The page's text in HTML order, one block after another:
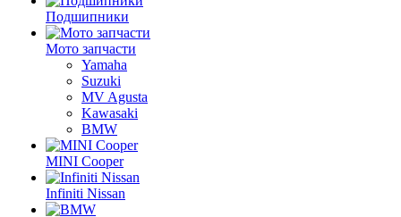
Подшипники
Мото запчасти
Yamaha
Suzuki
MV Agusta
Kawasaki
BMW
MINI Cooper
Infiniti Nissan